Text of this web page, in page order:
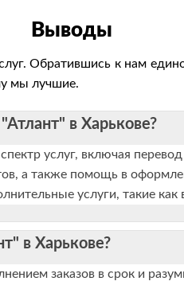
Выводы
Обратившись к нам
мы лучшие.
в Харькове?
услуг, включая
а также помощь в
услуги, такие как
в Харькове?
заказов в срок и